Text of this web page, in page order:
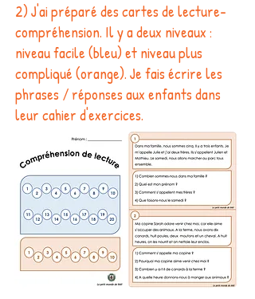
2) J'ai préparé des cartes de lecture-
compréhension. Il y a deux niveaux :
niveau facile (bleu) et niveau plus
compliqué (orange). Je fais écrire les
phrases / réponses aux enfants dans
leur cahier d'exercices.